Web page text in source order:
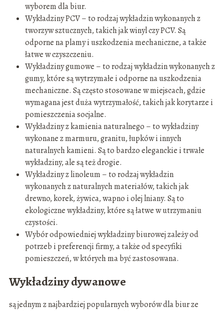
wyborem dla biur.
Wykładziny PCV – to rodzaj wykładzin wykonanych z
tworzyw sztucznych, takich jak winyl czy PCV. Są
odporne na plamy i uszkodzenia mechaniczne, a także
łatwe w czyszczeniu.
Wykładziny gumowe – to rodzaj wykładzin wykonanych z
gumy, które są wytrzymałe i odporne na uszkodzenia
mechaniczne. Są często stosowane w miejscach, gdzie
wymagana jest duża wytrzymałość, takich jak korytarze i
pomieszczenia socjalne.
Wykładziny z kamienia naturalnego – to wykładziny
wykonane z marmuru, granitu, łupków i innych
naturalnych kamieni. Są to bardzo eleganckie i trwałe
wykładziny, ale są też drogie.
Wykładziny z linoleum – to rodzaj wykładzin
wykonanych z naturalnych materiałów, takich jak
drewno, korek, żywica, wapno i olej lniany. Są to
ekologiczne wykładziny, które są łatwe w utrzymaniu
czystości.
Wybór odpowiedniej wykładziny biurowej zależy od
potrzeb i preferencji firmy, a także od specyfiki
pomieszczeń, w których ma być zastosowana.
Wykładziny dywanowe
są jednym z najbardziej popularnych wyborów dla biur ze